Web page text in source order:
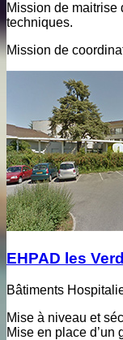
Mission de maitrise
techniques.
Mission de
EHPAD les
Bâtiments
Mise à niveau et
Mise en place d’un